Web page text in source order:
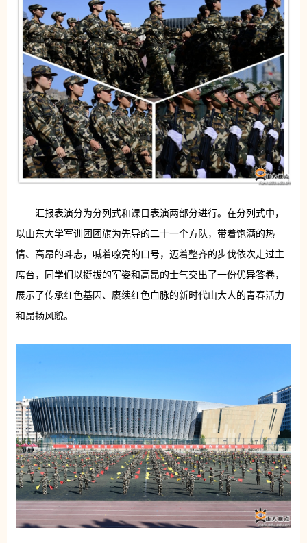
汇报表演分为分列式和课目表演两部分进行。在分列式中，
以山东大学军训团团旗为先导的二十一个方队，带着饱满的热
情、高昂的斗志，喊着嘹亮的口号，迈着整齐的步伐依次走过主
席台，同学们以挺拔的军姿和高昂的士气交出了一份优异答卷，
展示了传承红色基因、赓续红色血脉的新时代山大人的青春活力
和昂扬风貌。